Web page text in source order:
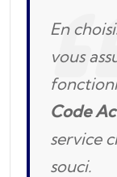
En
vous
Code
service
souci.